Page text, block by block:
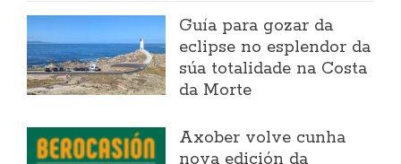
Guía para gozar da
eclipse no esplendor da
súa totalidade na Costa
da Morte
Axober volve cunha
nova edición da